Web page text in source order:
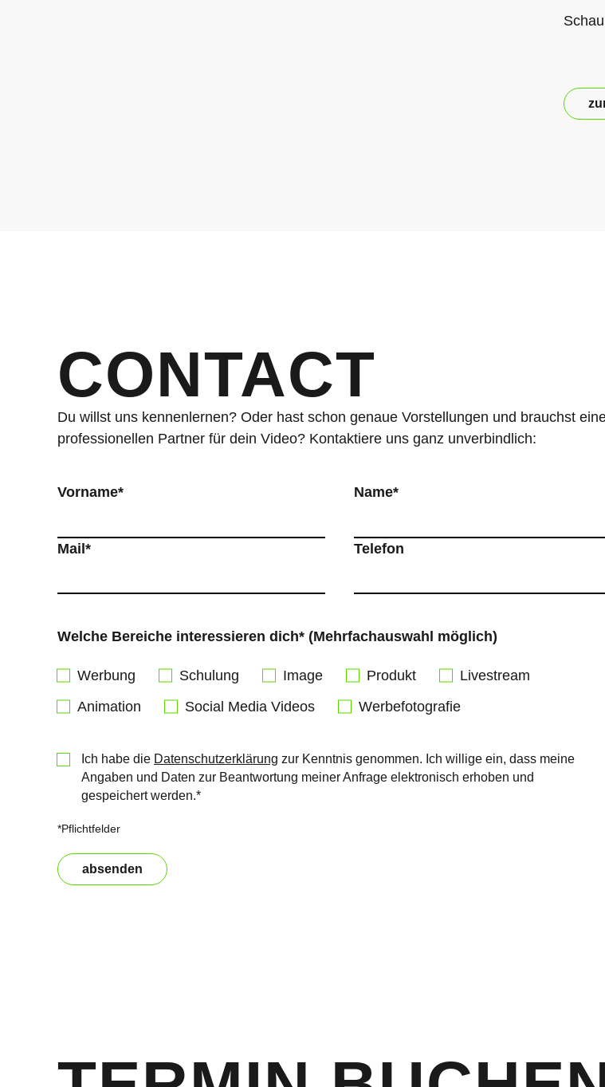
CONTACT
Du willst uns kennenlernen? Oder hast schon genaue Vorstellungen und brauchst
professionellen Partner für dein Video? Kontaktiere uns ganz unverbindlich:
Vorname* Name*
Mail* Telefon
Welche Bereiche interessieren dich* (Mehrfachauswahl möglich)
Werbung Schulung Image Produkt
Livestream
Animation
Social Media Videos Werbefotografie
Ich habe die Datenschutzerklärung zur Kenntnis genommen. Ich willige ein, dass meine
Angaben und Daten zur Beantwortung meiner Anfrage elektronisch erhoben und
gespeichert werden.*
*Pflichtfelder
absenden